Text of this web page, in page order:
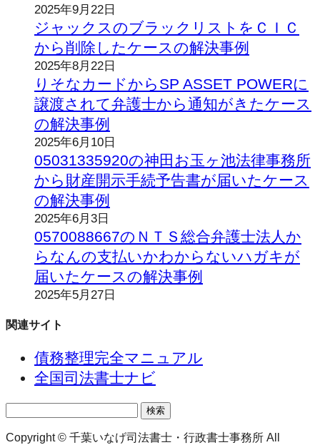
2025年9月22日
ジャックスのブラックリストをＣＩＣ
から削除したケースの解決事例
2025年8月22日
りそなカードからSP ASSET POWERに
譲渡されて弁護士から通知がきたケース
の解決事例
2025年6月10日
05031335920の神田お玉ヶ池法律事務所
から財産開示手続予告書が届いたケース
の解決事例
2025年6月3日
0570088667のＮＴＳ総合弁護士法人か
らなんの支払いかわからないハガキが
届いたケースの解決事例
2025年5月27日
関連サイト
債務整理完全マニュアル
全国司法書士ナビ
Copyright © 千葉いなげ司法書士・行政書士事務所 All